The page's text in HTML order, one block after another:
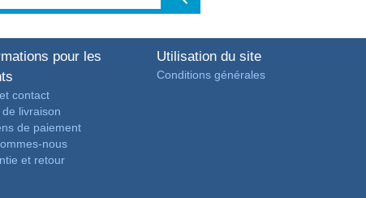
pour les
contact
livraison
de paiement
nous
et retour
Utilisation du site
Conditions générales